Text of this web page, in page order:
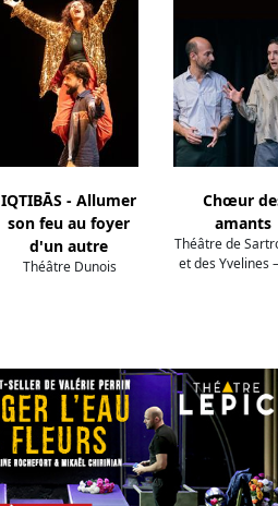
IQTIBĀS - Allumer
son feu au foyer
d'un autre
Théâtre Dunois
Chœur
amants
Théâtre de
et des Yvelines